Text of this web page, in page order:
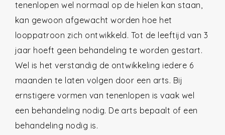
tenenlopen wel normaal op de hielen kan staan,
kan gewoon afgewacht worden hoe het
looppatroon zich ontwikkeld. Tot de leeftijd van 3
jaar hoeft geen behandeling te worden gestart.
Wel is het verstandig de ontwikkeling iedere 6
maanden te laten volgen door een arts. Bij
ernstigere vormen van tenenlopen is vaak wel
een behandeling nodig. De arts bepaalt of een
behandeling nodig is.